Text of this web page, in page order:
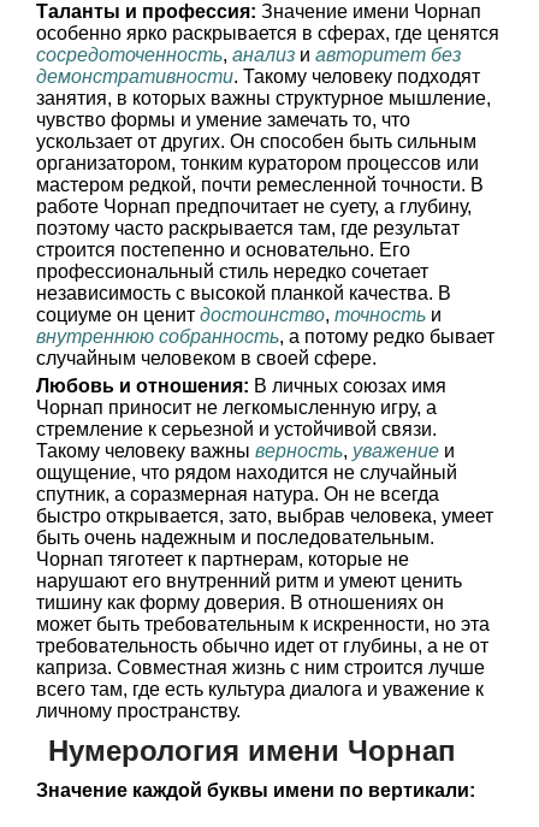
Таланты и профессия: Значение имени Чорнап
особенно ярко раскрывается в сферах, где ценятся
сосредоточенность, анализ и авторитет без
демонстративности. Такому человеку подходят
занятия, в которых важны структурное мышление,
чувство формы и умение замечать то, что
ускользает от других. Он способен быть сильным
организатором, тонким куратором процессов или
мастером редкой, почти ремесленной точности. В
работе Чорнап предпочитает не суету, а глубину,
поэтому часто раскрывается там, где результат
строится постепенно и основательно. Его
профессиональный стиль нередко сочетает
независимость с высокой планкой качества. В
социуме он ценит достоинство, точность и
внутреннюю собранность, а потому редко бывает
случайным человеком в своей сфере.
Любовь и отношения: В личных союзах имя
Чорнап приносит не легкомысленную игру, а
стремление к серьезной и устойчивой связи.
Такому человеку важны верность, уважение и
ощущение, что рядом находится не случайный
спутник, а соразмерная натура. Он не всегда
быстро открывается, зато, выбрав человека, умеет
быть очень надежным и последовательным.
Чорнап тяготеет к партнерам, которые не
нарушают его внутренний ритм и умеют ценить
тишину как форму доверия. В отношениях он
может быть требовательным к искренности, но эта
требовательность обычно идет от глубины, а не от
каприза. Совместная жизнь с ним строится лучше
всего там, где есть культура диалога и уважение к
личному пространству.
Нумерология имени Чорнап
Значение каждой буквы имени по вертикали: